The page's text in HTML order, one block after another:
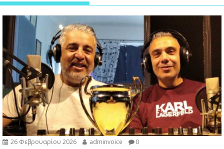
26 Φεβρουαρίου 2026 adminvoice 0